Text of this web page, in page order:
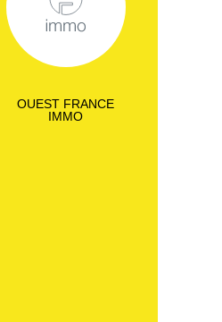
OUEST FRANCE
IMMO